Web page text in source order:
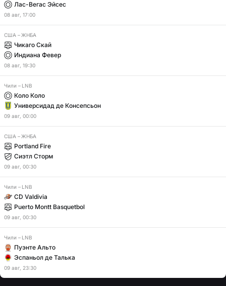
Лас-Вегас Эйсес
08 авг, 17:00
США – ЖНБА
Чикаго Скай
Индиана Февер
08 авг, 19:30
Чили – LNB
Коло Коло
Универсидад де Консепсьон
09 авг, 00:00
США – ЖНБА
Portland Fire
Сиэтл Сторм
09 авг, 00:30
Чили – LNB
CD Valdivia
Puerto Montt Basquetbol
09 авг, 00:30
Чили – LNB
Пуэнте Альто
Эспаньол де Талька
09 авг, 23:30